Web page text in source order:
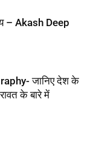
– Akash Deep
जानिए देश के
के बारे में